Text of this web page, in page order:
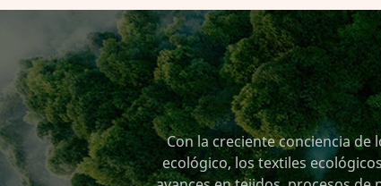
Con la creciente conciencia
ecológico, los textiles